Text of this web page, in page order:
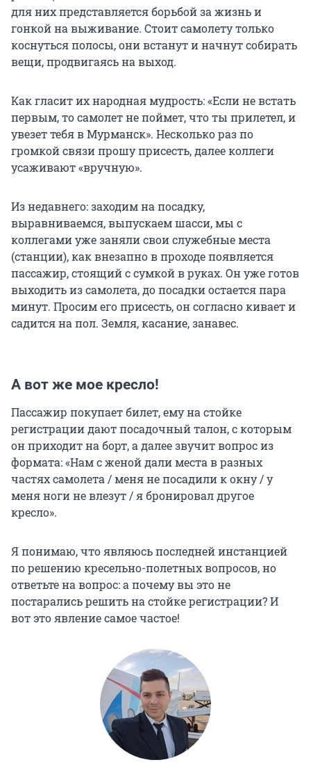
для них представляется борьбой за жизнь и
гонкой на выживание. Стоит самолету только
коснуться полосы, они встанут и начнут собирать
вещи, продвигаясь на выход.
Как гласит их народная мудрость: «Если не встать
первым, то самолет не поймет, что ты прилетел, и
увезет тебя в Мурманск». Несколько раз по
громкой связи прошу присесть, далее коллеги
усаживают «вручную».
Из недавнего: заходим на посадку,
выравниваемся, выпускаем шасси, мы с
коллегами уже заняли свои служебные места
(станции), как внезапно в проходе появляется
пассажир, стоящий с сумкой в руках. Он уже готов
выходить из самолета, до посадки остается пара
минут. Просим его присесть, он согласно кивает и
садится на пол. Земля, касание, занавес.
А вот же мое кресло!
Пассажир покупает билет, ему на стойке
регистрации дают посадочный талон, с которым
он приходит на борт, а далее звучит вопрос из
формата: «Нам с женой дали места в разных
частях самолета / меня не посадили к окну / у
меня ноги не влезут / я бронировал другое
кресло».
Я понимаю, что являюсь последней инстанцией
по решению кресельно-полетных вопросов, но
ответьте на вопрос: а почему вы это не
постарались решить на стойке регистрации? И
вот это явление самое частое!